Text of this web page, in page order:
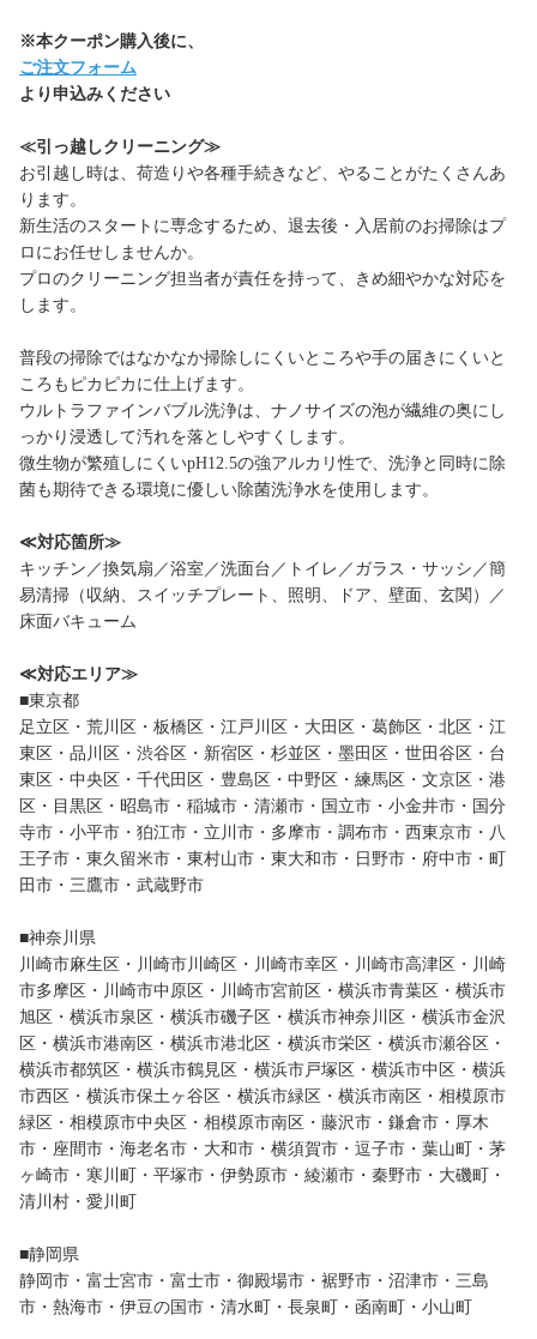
※本クーポン購入後に、
ご注文フォーム
より申込みください
≪引っ越しクリーニング≫
お引越し時は、荷造りや各種手続きなど、やることがたくさんあ
ります。
新生活のスタートに専念するため、退去後・入居前のお掃除はプ
ロにお任せしませんか。
プロのクリーニング担当者が責任を持って、きめ細やかな対応を
します。
普段の掃除ではなかなか掃除しにくいところや手の届きにくいと
ころもピカピカに仕上げます。
ウルトラファインバブル洗浄は、ナノサイズの泡が繊維の奥にし
っかり浸透して汚れを落としやすくします。
微生物が繁殖しにくいpH12.5の強アルカリ性で、洗浄と同時に除
菌も期待できる環境に優しい除菌洗浄水を使用します。
≪対応箇所≫
キッチン／換気扇／浴室／洗面台／トイレ／ガラス・サッシ／簡
易清掃（収納、スイッチプレート、照明、ドア、壁面、玄関）／
床面バキューム
≪対応エリア≫
■東京都
足立区・荒川区・板橋区・江戸川区・大田区・葛飾区・北区・江
東区・品川区・渋谷区・新宿区・杉並区・墨田区・世田谷区・台
東区・中央区・千代田区・豊島区・中野区・練馬区・文京区・港
区・目黒区・昭島市・稲城市・清瀬市・国立市・小金井市・国分
寺市・小平市・狛江市・立川市・多摩市・調布市・西東京市・八
王子市・東久留米市・東村山市・東大和市・日野市・府中市・町
田市・三鷹市・武蔵野市
■神奈川県
川崎市麻生区・川崎市川崎区・川崎市幸区・川崎市高津区・川崎
市多摩区・川崎市中原区・川崎市宮前区・横浜市青葉区・横浜市
旭区・横浜市泉区・横浜市磯子区・横浜市神奈川区・横浜市金沢
区・横浜市港南区・横浜市港北区・横浜市栄区・横浜市瀬谷区・
横浜市都筑区・横浜市鶴見区・横浜市戸塚区・横浜市中区・横浜
市西区・横浜市保土ヶ谷区・横浜市緑区・横浜市南区・相模原市
緑区・相模原市中央区・相模原市南区・藤沢市・鎌倉市・厚木
市・座間市・海老名市・大和市・横須賀市・逗子市・葉山町・茅
ヶ崎市・寒川町・平塚市・伊勢原市・綾瀬市・秦野市・大磯町・
清川村・愛川町
■静岡県
静岡市・富士宮市・富士市・御殿場市・裾野市・沼津市・三島
市・熱海市・伊豆の国市・清水町・長泉町・函南町・小山町